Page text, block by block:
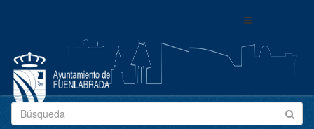
Toggle